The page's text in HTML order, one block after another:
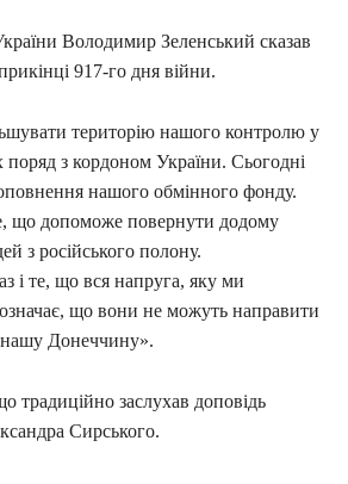
Володимир Зеленський сказав
917-го дня війни.
територію нашого контролю у
поряд з кордоном України. Сьогодні
нашого обмінного фонду.
що допоможе повернути додому
з російського полону.
і те, що вся напруга, яку ми
що вони не можуть направити
Донеччину».
традиційно заслухав доповідь
Сирського.